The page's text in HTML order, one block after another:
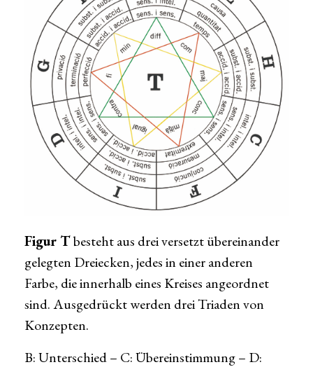
Figur Tbesteht aus drei versetzt übereinander
gelegten Dreiecken, jedes in einer anderen
Farbe, die innerhalb eines Kreises angeordnet
sind. Ausgedrückt werden drei Triaden von
Konzepten.
B: Unterschied – C: Übereinstimmung – D: